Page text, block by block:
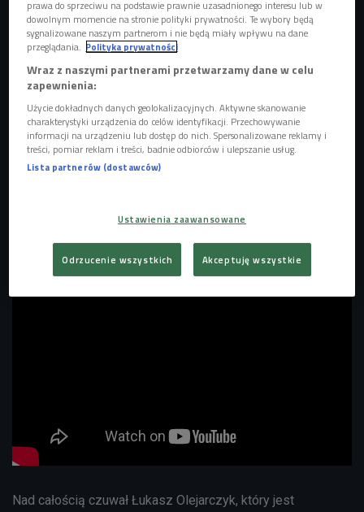
Debiutancki album Sonbird "Głodny" ukazał się 22 lutego
2019 roku nakładem Jazzboy Records. Jest to muzyczny
zapis dotychczasowej drogi zespołu, która mimo tego, że
jest krótka, jest także pełna sukcesów. Cała tajemnica
polega na zgrabnych, indierockowych piosenkach,
wykonanych z rzadko spotykanym zaangażowaniem,
tworzących album, do którego chce się wracać.
można było już usłyszeć podczas koncertów.
Nad całością czuwał Łukasz Olejarczyk, który jest
prawa do sprzeciwu na podstawie prawnie uzasadnionego interesu lub w
dowolnym momencie na stronie polityki prywatności. Te wybory będą
sygnalizowane naszym partnerom i nie będą miały wpływu na dane
przeglądania. Polityka prywatności
Wraz z naszymi partnerami przetwarzamy dane w celu
zapewnienia:
Użycie dokładnych danych geolokalizacyjnych. Aktywne skanowanie
charakterystyki urządzenia do celów identyfikacji. Przechowywanie
informacji na urządzeniu lub dostęp do nich. Spersonalizowane reklamy i
treści, pomiar reklam i treści, badnie odbiorców i ulepszanie usług.
Lista partnerów (dostawców)
Ustawienia zaawansowane
Odrzucenie wszystkich Akceptuję wszystkie